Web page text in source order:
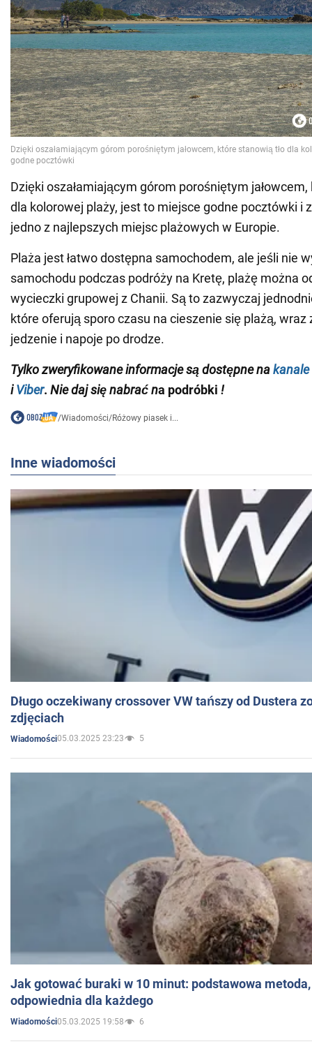
Dzięki oszałamiającym górom porośniętym
dla kolorowej plaży, jest to miejsce godne pocztówki i
jedno z najlepszych miejsc plażowych w Europie.
Plaża jest łatwo dostępna samochodem, ale jeśli nie
samochodu podczas podróży na Kretę, plażę można
wycieczki grupowej z Chanii. Są to zazwyczaj
które oferują sporo czasu na cieszenie się plażą,
jedzenie i napoje po drodze.
Tylkozweryfikowaneinformacje są dostępne nakanale
iViber. Nie daj się nabrać na podróbki !
/Wiadomości/Różowy piasek i...
Inne wiadomości
Długo oczekiwany crossover VW tańszy od Dustera
zdjęciach
Wiadomości05.03.2025 23:23 5
Jak gotować buraki w 10 minut: podstawowa
odpowiednia dla każdego
Wiadomości05.03.2025 19:58 6